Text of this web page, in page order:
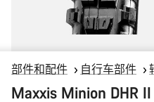
部件和配件 自行车部件
Maxxis Minion DHR